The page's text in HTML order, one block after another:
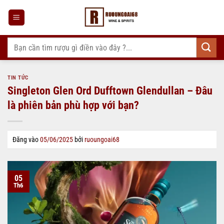
dung
Tìm
kiếm:
TIN TỨC
Singleton Glen Ord Dufftown Glendullan – Đâu
là phiên bản phù hợp với bạn?
Đăng vào05/06/2025 bởiruoungoai68
05
Th6